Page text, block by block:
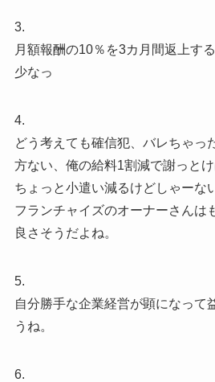
3.
月額報酬の10％を3カ月間返上する
少なっ
4.
どう考えても確信犯、バレちゃっ
方ない、俺の給料1割減で謝っとけ
ちょっと小遣い減るけどしゃーな
フランチャイズのオーナーさんは
良さそうだよね。
5.
自分勝手な企業経営が顕になって
うね。
6.